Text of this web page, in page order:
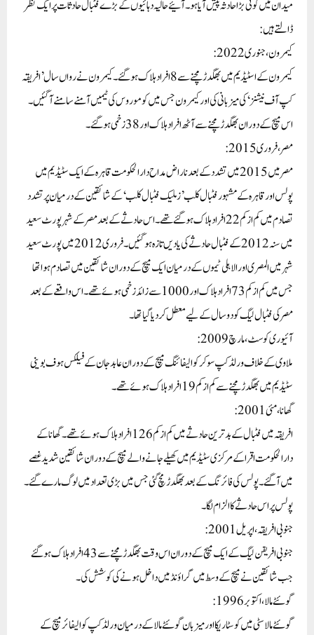
میدان میں کوئی بڑا حادثہ پیش آیا ہو۔ آئیے حالیہ دہائیوں کے بڑے فٹبال حادثات پر ایک نظر
ڈالتے ہیں:
کیمرون، جنوری 2022:
کیمرون کے اسٹیڈیم میں بھگدڑ مچنے سے 8 افراد ہلاک ہو گئے۔کیمرون نے رواں سال ’افریقہ
کپ آف نیشنز‘ کی میزبانی کی اور کیمرون جس میں کوموروس کی ٹیمیں آمنے سامنے آ گئیں۔
اس میچ کے دوران بھگدڑ مچنے سے آٹھ افراد ہلاک اور 38 زخمی ہو گئے۔
مصر، فروری 2015:
مصر میں 2015 میں تشدد کے بعد ناراض مداح دارالحکومت قاہرہ کے ایک سٹیڈیم میں
پولس اور قاہرہ کے مشہور فٹبال کلب ’زملیک فٹبال کلب‘ کے شائقین کے درمیان پرتشدد
تصادم میں کم از کم 22 افراد ہلاک ہو گئے تھے۔اس حادثے کے بعد مصر کے شہر پورٹ سعید
میں سنہ 2012 کے فٹبال حادثے کی یادیں تازہ ہو گئیں۔فروری 2012 میں پورٹ سعید
شہر میں المصری اور الاہلی ٹیموں کے درمیان ایک میچ کے دوران شائقین میں تصادم ہوا تھا
جس میں کم از کم 73 افراد ہلاک اور 1000 سے زائد زخمی ہوئے تھے۔اس واقعے کے بعد
مصر کی فٹبال لیگ کو دو سال کے لیے معطل کر دیا گیا تھا۔
آئیوری کوسٹ، مارچ 2009:
ملاوی کے خلاف ورلڈ کپ سوکر کوالیفائنگ میچ کے دوران عابد جان کے فیلکس ہوف بوینی
سٹیڈیم میں بھگدڑ مچنے سے کم از کم 19 افراد ہلاک ہوئے تھے۔
گھانا، مئی 2001:
افریقہ میں فٹبال کے بدترین حادثے میں کم از کم 126 افراد ہلاک ہوئے تھے۔ گھانا کے
دارالحکومت اقرا کے مرکزی سٹیڈیم میں کھیلے جانے والے میچ کے دوران شائقین شدید غصے
میں آ گئے۔پولس کی فائرنگ کے بعد بھگدڑ مچ گئی جس میں بڑی تعداد میں لوگ مارے گئے۔
پولس پر اس حادثے کا الزام لگا۔
جنوبی افریقہ، اپریل 2001:
جنوبی افریقن لیگ کے ایک میچ کے دوران اس وقت بھگدڑ مچنے سے 43 افراد ہلاک ہو گئے
جب شائقین نے میچ کے وسط میں گراؤنڈ میں داخل ہونے کی کوشش کی۔
گوئٹے مالا، اکتوبر 1996:
گوئٹے مالا سٹی میں کوسٹاریکا اور میزبان گوئٹے مالا کے درمیان ورلڈ کپ کوالیفائر میچ کے